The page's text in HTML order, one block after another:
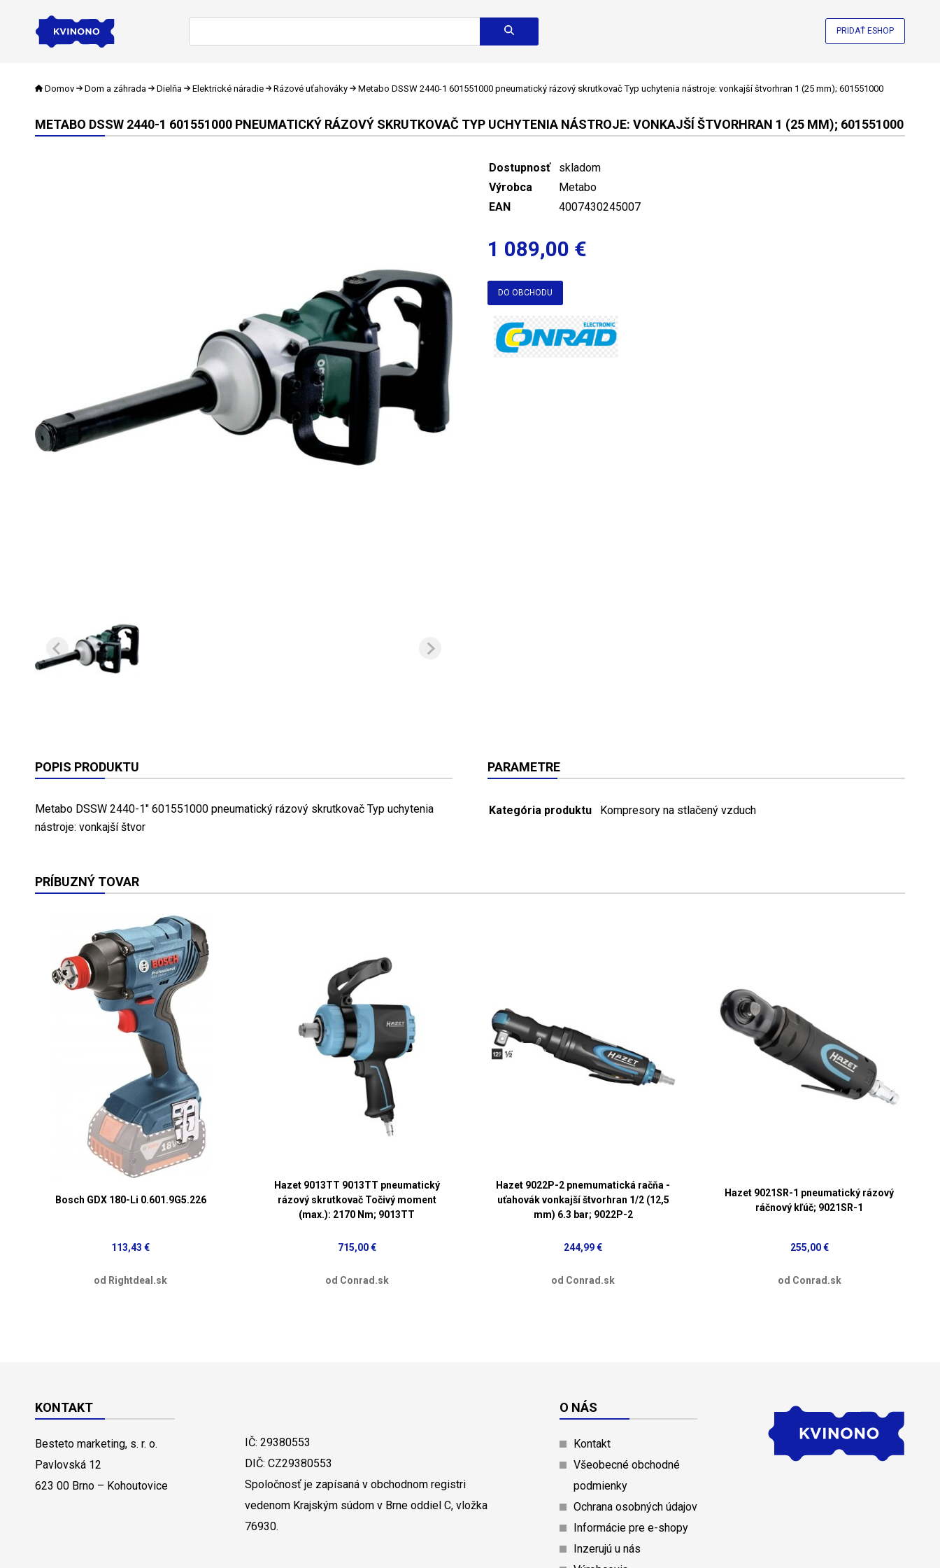
PRIDAŤ ESHOP
Domov Dom a záhrada Dielňa Elektrické náradie Rázové uťahováky Metabo DSSW 2440-1 601551000 pneumatický rázový skrutkovač Typ uchytenia nástroje: vonkajší štvorhran 1 (25 mm); 601551000
METABO DSSW 2440-1 601551000 PNEUMATICKÝ RÁZOVÝ SKRUTKOVAČ TYP UCHYTENIA NÁSTROJE: VONKAJŠÍ ŠTVORHRAN 1 (25 MM); 601551000
Dostupnosť
skladom
Výrobca
Metabo
EAN
4007430245007
1 089,00 €
DO OBCHODU
POPIS PRODUKTU
Metabo DSSW 2440-1" 601551000 pneumatický rázový skrutkovač Typ uchytenia
nástroje: vonkajší štvor
PARAMETRE
Kategória produktu Kompresory na stlačený vzduch
PRÍBUZNÝ TOVAR
Bosch GDX 180-Li 0.601.9G5.226
113,43 €
od Rightdeal.sk
Hazet 9013TT 9013TT pneumatický
rázový skrutkovač Točivý moment
(max.): 2170 Nm; 9013TT
715,00 €
od Conrad.sk
Hazet 9022P-2 pnemumatická račňa -
uťahovák vonkajší štvorhran 1/2 (12,5
mm) 6.3 bar; 9022P-2
244,99 €
od Conrad.sk
Hazet 9021SR-1 pneumatický rázový
ráčnový kľúč; 9021SR-1
255,00 €
od Conrad.sk
KONTAKT
Besteto marketing, s. r. o.
Pavlovská 12
623 00 Brno – Kohoutovice
IČ: 29380553
DIČ: CZ29380553
Spoločnosť je zapísaná v obchodnom registri
vedenom Krajským súdom v Brne oddiel C, vložka
76930.
O NÁS
Kontakt
Všeobecné obchodné
podmienky
Ochrana osobných údajov
Informácie pre e-shopy
Inzerujú u nás